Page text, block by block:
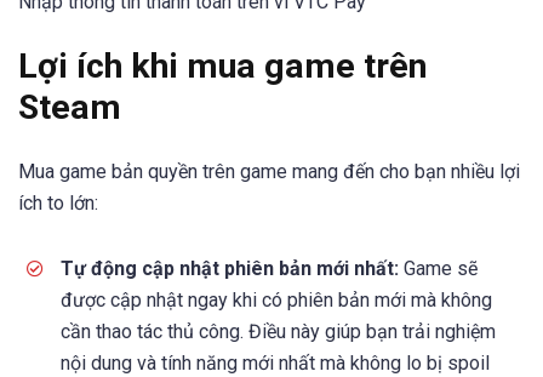
Lợi ích khi mua game trên
Steam
Mua game bản quyền trên game mang đến cho bạn nhiều lợi
ích to lớn:
Tự động cập nhật phiên bản mới nhất: Game sẽ
được cập nhật ngay khi có phiên bản mới mà không
cần thao tác thủ công. Điều này giúp bạn trải nghiệm
nội dung và tính năng mới nhất mà không lo bị spoil